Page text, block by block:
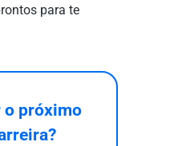
para te
o próximo